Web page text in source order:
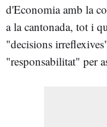
d'Economia amb la
a la cantonada, tot i
"decisions
"responsabilitat" per